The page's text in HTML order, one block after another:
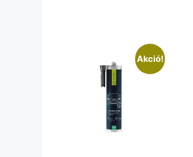
Akció!